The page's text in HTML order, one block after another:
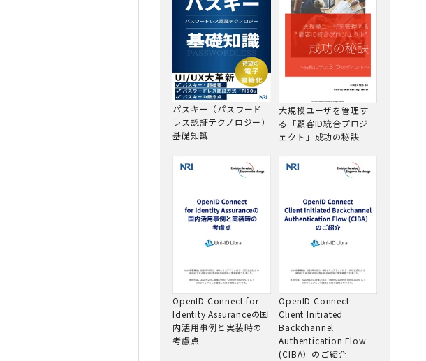
パスキー（パスワード
レス認証テクノロジー）
基礎知識
大規模ユーザを管理す
る「顧客ID統合プロジ
ェクト」成功の秘訣
OpenID Connect for
Identity Assuranceの国
内活用事例と実装時の
考慮点
OpenID Connect
Client Initiated
Backchannel
Authentication Flow
(CIBA）のご紹介